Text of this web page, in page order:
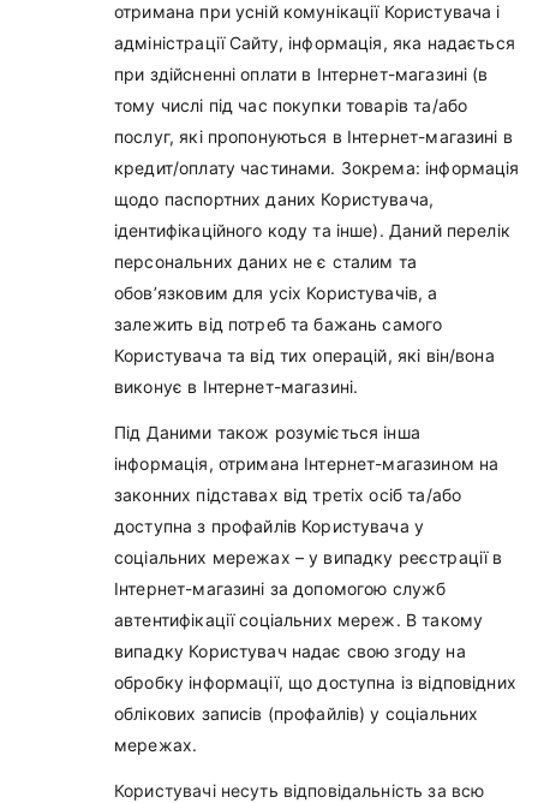
отримана при усній комунікації Користувача і
адміністрації Сайту, інформація, яка надається
при здійсненні оплати в Інтернет-магазині (в
тому числі під час покупки товарів та/або
послуг, які пропонуються в Інтернет-магазині в
кредит/оплату частинами. Зокрема: інформація
щодо паспортних даних Користувача,
ідентифікаційного коду та інше). Даний перелік
персональних даних не є сталим та
обов’язковим для усіх Користувачів, а
залежить від потреб та бажань самого
Користувача та від тих операцій, які він/вона
виконує в Інтернет-магазині.
Під Даними також розуміється інша
інформація, отримана Інтернет-магазином на
законних підставах від третіх осіб та/або
доступна з профайлів Користувача у
соціальних мережах – у випадку реєстрації в
Інтернет-магазині за допомогою служб
автентифікації соціальних мереж. В такому
випадку Користувач надає свою згоду на
обробку інформації, що доступна із відповідних
облікових записів (профайлів) у соціальних
мережах.
Користувачі несуть відповідальність за всю